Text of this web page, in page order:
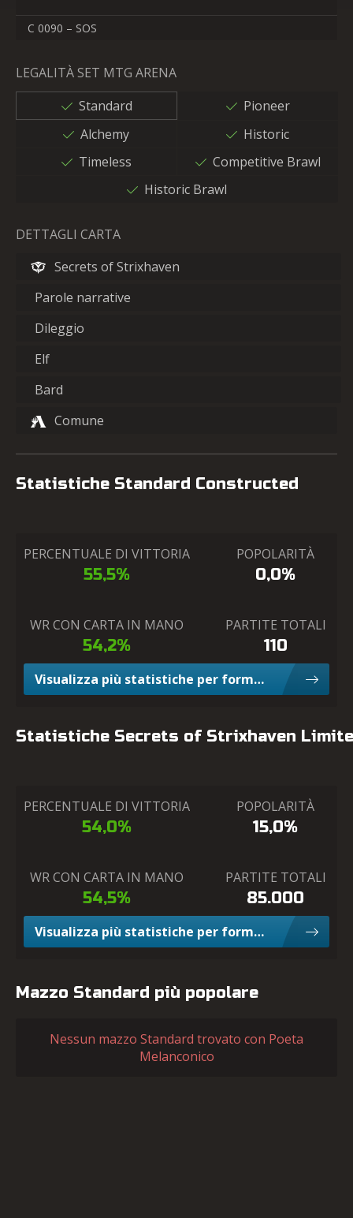
C 0090 – SOS
LEGALITÀ SET MTG ARENA
Standard
Pioneer
Alchemy
Historic
Timeless
Competitive Brawl
Historic Brawl
DETTAGLI CARTA
Comune
Bard
Elf
Dileggio
Parole narrative
Secrets of Strixhaven
Statistiche Standard Constructed
PERCENTUALE DI VITTORIA
55,5%
POPOLARITÀ
0,0%
WR CON CARTA IN MANO
54,2%
PARTITE TOTALI
110
Visualizza più statistiche per formato Constructed
Statistiche Secrets of Strixhaven
PERCENTUALE DI VITTORIA
54,0%
POPOLARITÀ
15,0%
WR CON CARTA IN MANO
54,5%
PARTITE TOTALI
85.000
Visualizza più statistiche per formato Limited
Mazzo Standard più popolare
Nessun mazzo Standard trovato con Poeta
Melanconico